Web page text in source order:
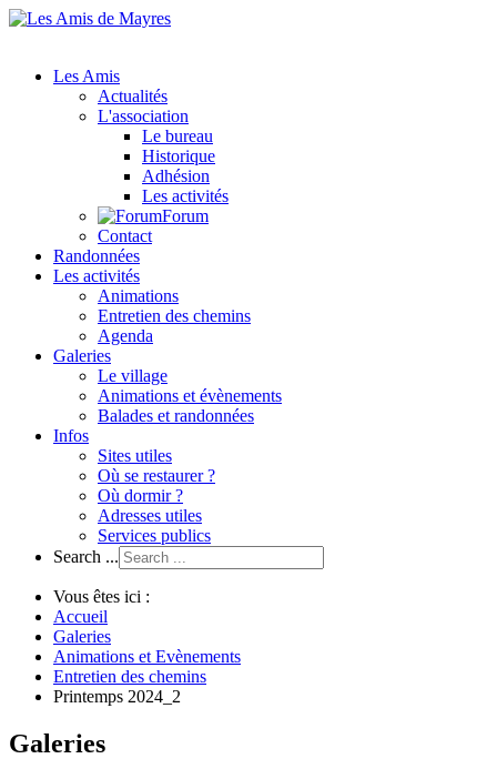
Les Amis
Actualités
L'association
Le bureau
Historique
Adhésion
Les activités
Forum
Contact
Randonnées
Les activités
Animations
Entretien des chemins
Agenda
Galeries
Le village
Animations et évènements
Balades et randonnées
Infos
Sites utiles
Où se restaurer ?
Où dormir ?
Adresses utiles
Services publics
Search ...
Vous êtes ici :
Accueil
Galeries
Animations et Evènements
Entretien des chemins
Printemps 2024_2
Galeries